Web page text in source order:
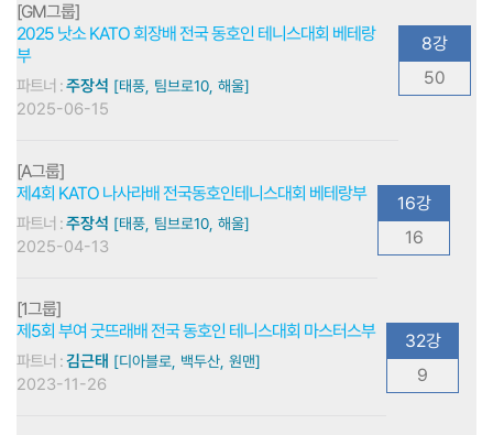
[GM그룹]
2025 낫소 KATO 회장배 전국 동호인 테니스대회 베테랑
부
파트너 :주장석 [태풍, 팀브로10, 해울]
2025-06-15
8강
50
[A그룹]
제4회 KATO 나사라배 전국동호인테니스대회 베테랑부
파트너 :주장석 [태풍, 팀브로10, 해울]
2025-04-13
16강
16
[1그룹]
제5회 부여 굿뜨래배 전국 동호인 테니스대회 마스터스부
파트너 :김근태 [디아블로, 백두산, 원맨]
2023-11-26
32강
9